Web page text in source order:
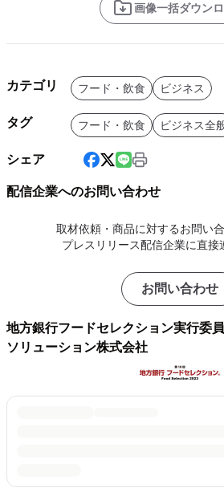
画像一括ダウン
カテゴリ フード・飲食 ビジネス
タグ フード・飲食 ビジネス全
シェア
配信企業へのお問い合わせ
取材依頼・商品に対するお問い
プレスリリース配信企業に直接
お問い合わせ
地方銀行フードセレクション実行委
ソリューション株式会社